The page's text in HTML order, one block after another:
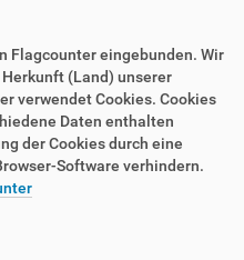
Flagcounter eingebunden. Wir
(Land) unserer
verwendet Cookies. Cookies
Daten enthalten
der Cookies durch eine
Software verhindern.